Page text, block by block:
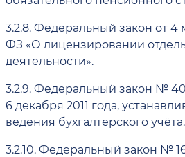
3.2.8.Федеральный закон от 4
ФЗ «О лицензировании
деятельности».
3.2.9.Федеральный закон №
6 декабря 2011 года,
ведения бухгалтерского учёта.
3.2.10.Федеральный закон №